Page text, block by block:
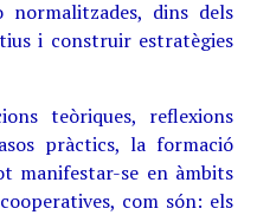
dins dels
i construir estratègies
teòriques, reflexions
pràctics, la formació
manifestar-se en àmbits
com són: els